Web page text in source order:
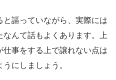
謳っていながら、実際には
んて話もよくあります。上
事をする上で譲れない点は
にしましょう。